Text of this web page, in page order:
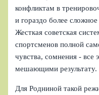
конфликтам в
и гораздо более
Жесткая советская
спортсменов полной
чувства, сомнения - все
мешающими результату.
Для Родниной такой